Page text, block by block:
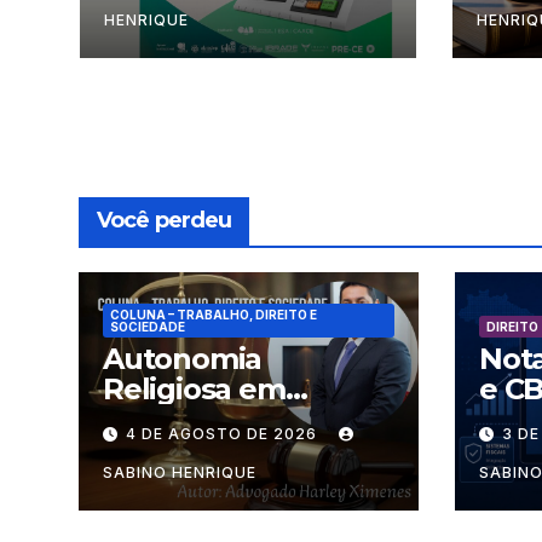
6a.feira
HENRIQUE
Você perdeu
COLUNA – TRABALHO, DIREITO E
SOCIEDADE
Autonomia
Religiosa em
Julgamento: quem
decide as regras
dentro dos
templos?
4 DE AGOSTO DE 2026
SABINO HENRIQUE
DIREITO
e
a 3